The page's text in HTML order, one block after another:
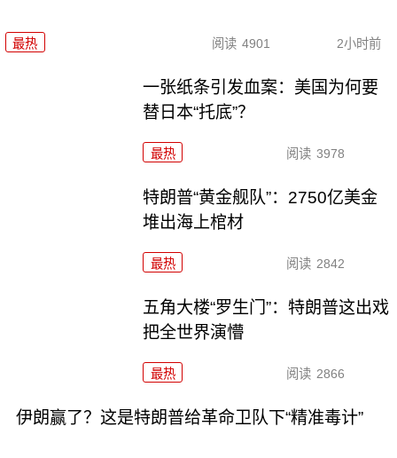
最热 阅读 4901 2小时前
一张纸条引发血案：美国为何要
替日本“托底”？
最热 阅读 3978
特朗普“黄金舰队”：2750亿美金
堆出海上棺材
最热 阅读 2842
五角大楼“罗生门”：特朗普这出戏
把全世界演懵
最热 阅读 2866
伊朗赢了？这是特朗普给革命卫队下“精准毒计”